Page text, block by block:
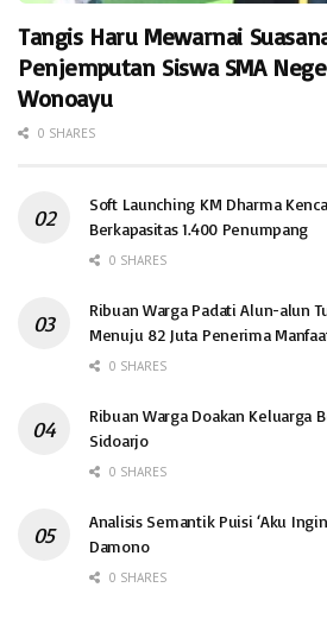
Tangis Haru Mewarnai
Penjemputan Siswa SMA
Wonoayu
0 SHARES
Soft Launching KM Dharma
Berkapasitas 1.400 Penumpang
0 SHARES
Ribuan Warga Padati Alun-alun
Menuju 82 Juta Penerima
0 SHARES
Ribuan Warga Doakan Keluarga
Sidoarjo
0 SHARES
Analisis Semantik Puisi ‘Aku
Damono
0 SHARES